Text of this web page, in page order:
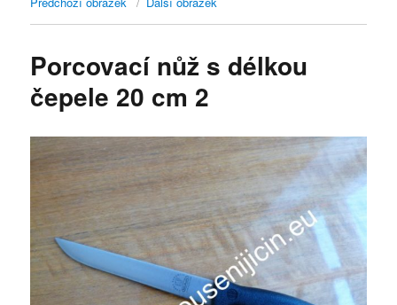
Porcovací nůž s délkou
čepele 20 cm 2